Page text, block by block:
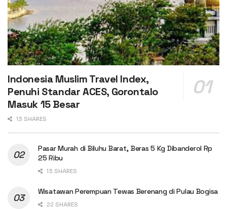
Indonesia Muslim Travel Index,
Penuhi Standar ACES, Gorontalo
Masuk 15 Besar
13 SHARES
Pasar Murah di Biluhu Barat, Beras 5 Kg Dibanderol Rp
25 Ribu
13 SHARES
Wisatawan Perempuan Tewas Berenang di Pulau Bogisa
22 SHARES